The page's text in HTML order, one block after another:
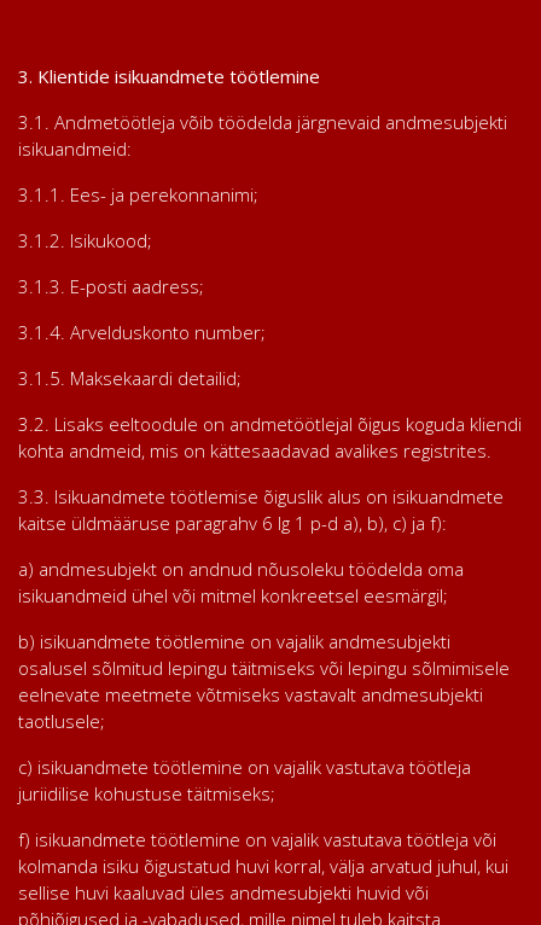
3. Klientide isikuandmete töötlemine
3.1. Andmetöötleja võib töödelda järgnevaid andmesubjekti
isikuandmeid:
3.1.1. Ees- ja perekonnanimi;
3.1.2. Isikukood;
3.1.3. E-posti aadress;
3.1.4. Arvelduskonto number;
3.1.5. Maksekaardi detailid;
3.2. Lisaks eeltoodule on andmetöötlejal õigus koguda kliendi
kohta andmeid, mis on kättesaadavad avalikes registrites.
3.3. Isikuandmete töötlemise õiguslik alus on isikuandmete
kaitse üldmääruse paragrahv 6 lg 1 p-d a), b), c) ja f):
a) andmesubjekt on andnud nõusoleku töödelda oma
isikuandmeid ühel või mitmel konkreetsel eesmärgil;
b) isikuandmete töötlemine on vajalik andmesubjekti
osalusel sõlmitud lepingu täitmiseks või lepingu sõlmimisele
eelnevate meetmete võtmiseks vastavalt andmesubjekti
taotlusele;
c) isikuandmete töötlemine on vajalik vastutava töötleja
juriidilise kohustuse täitmiseks;
f) isikuandmete töötlemine on vajalik vastutava töötleja või
kolmanda isiku õigustatud huvi korral, välja arvatud juhul, kui
sellise huvi kaaluvad üles andmesubjekti huvid või
põhiõigused ja -vabadused, mille nimel tuleb kaitsta